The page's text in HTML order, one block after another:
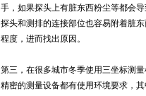
手，如果探头上有脏东西粉尘等都会
探头和测排的连接部位也容易附着脏
程度，进而找出原因。
第三，在很多城市冬季使用三坐标测
精密的测量设备都有使用环境要求，